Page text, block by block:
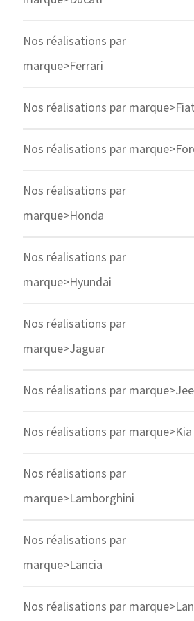
Nos réalisations par
marque>Ferrari
Nos réalisations par marque>Fiat
Nos réalisations par
Nos réalisations par
marque>Honda
Nos réalisations par
marque>Hyundai
Nos réalisations par
marque>Jaguar
Nos réalisations par
Nos réalisations par marque>Kia
Nos réalisations par
marque>Lamborghini
Nos réalisations par
marque>Lancia
Nos réalisations par